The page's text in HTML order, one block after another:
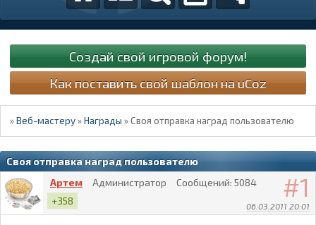
Создай свой игровой форум!
Как поставить свой шаблон на uCoz
»Веб-мастеру »Награды »Своя отправка наград пользователю
Своя отправка наград пользователю
1
06.03.2011 20:01
Артем Администратор Сообщений: 5084
+358